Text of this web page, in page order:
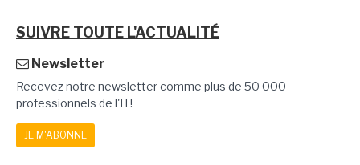
SUIVRE TOUTE L'ACTUALITÉ
Newsletter
Recevez notre newsletter comme plus de 50 000
professionnels de l'IT!
JE M'ABONNE